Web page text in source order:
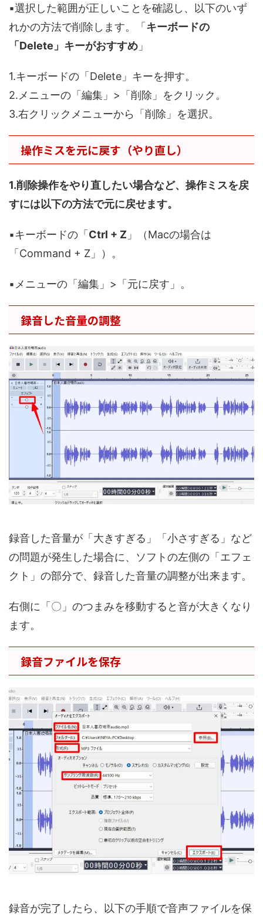
▪️選択した範囲が正しいことを確認し、以下のいず
れかの方法で削除します。「 キーボードの
「Delete」キーがおすすめ 」
1.キーボードの「Delete」キーを押す。
2.メニューの「編集」>「削除」をクリック。
3.右クリックメニューから「削除」を選択。
操作ミスを元に戻す（やり直し）
1.削除操作をやり直したい場合など、操作ミスを戻
すには以下の方法で元に戻せます。
▪️キーボードの「 Ctrl + Z 」（Macの場合は
「Command + Z」）。
▪️メニューの「編集」>「元に戻す」。
録音した音量の調整
録音した音量が「大きすぎる」「小さすぎる」など
の問題が発生した場合に、ソフトの左側の「エフェ
クト」の部分で、録音した音量の調整が出来ます。
右側に「〇」のつまみを移動すると音が大きくなり
ます。
録音ファイルを保存
録音が完了したら、以下の手順で音声ファイルを保